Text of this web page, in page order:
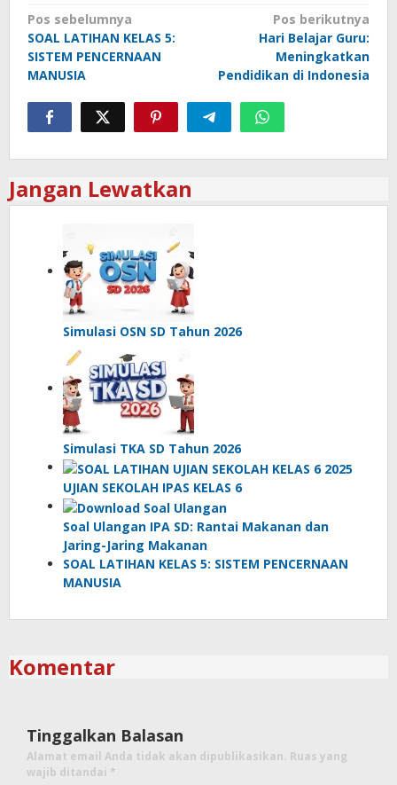
Navigasi
pos
Pos sebelumnya
SOAL LATIHAN KELAS 5:
SISTEM PENCERNAAN
MANUSIA
Pos berikutnya
Hari Belajar Guru:
Meningkatkan
Pendidikan di Indonesia
Jangan Lewatkan
Simulasi OSN SD Tahun 2026
Simulasi TKA SD Tahun 2026
UJIAN SEKOLAH IPAS KELAS 6
Soal Ulangan IPA SD: Rantai Makanan dan
Jaring-Jaring Makanan
SOAL LATIHAN KELAS 5: SISTEM PENCERNAAN
MANUSIA
Komentar
Tinggalkan Balasan
Alamat email Anda tidak akan dipublikasikan. Ruas yang
wajib ditandai *